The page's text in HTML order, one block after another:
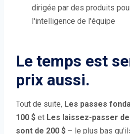
dirigée par des produits
l'intelligence de l'équipe
Le temps est
prix aussi.
Tout de suite, Les passes
100 $ et Les laissez-passer
sont de 200 $ – le plus bas